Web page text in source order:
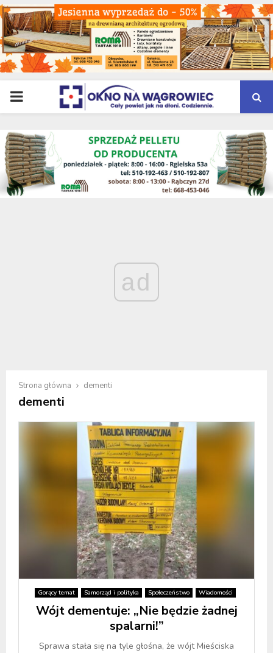
PRIMARY
MENU
ad
Strona główna dementi
dementi
Gorący temat Samorząd i polityka Społeczeństwo Wiadomości
Wójt dementuje: „Nie będzie żadnej
spalarni!”
Sprawa stała się na tyle głośna, że wójt Mieściska